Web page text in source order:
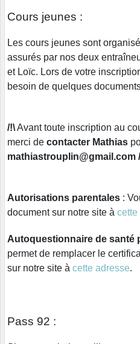
Cours jeunes :
Les cours jeunes sont
assurés par nos deux
et Loïc. Lors de votre
besoin de quelques
/!\Avant toute inscription au
merci de contacter Mathias
mathiastrouplin@gmail.com
Autorisations parentales :
document sur notre site à cette
Autoquestionnaire de santé
permet de remplacer le
sur notre site à cette adresse.
Pass 92 :